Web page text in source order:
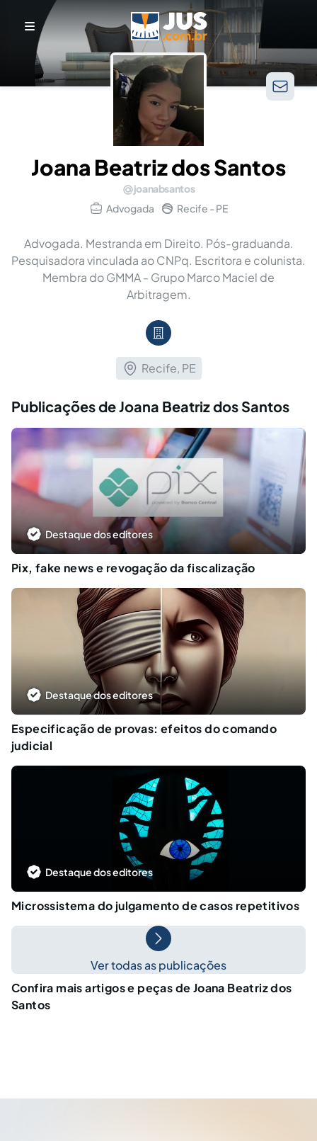
Joana Beatriz dos Santos
joanabsantos
Advogada
Recife - PE
Advogada. Mestranda em Direito. Pós-graduanda.
Pesquisadora vinculada ao CNPq. Escritora e colunista.
Membra do GMMA - Grupo Marco Maciel de
Arbitragem.
Recife, PE
Publicações de Joana Beatriz dos Santos
Destaque dos editores
Pix, fake news e revogação da fiscalização
Destaque dos editores
Especificação de provas: efeitos do comando
judicial
Destaque dos editores
Microssistema do julgamento de casos repetitivos
Ver todas as publicações
Confira mais artigos e peças de Joana Beatriz dos
Santos